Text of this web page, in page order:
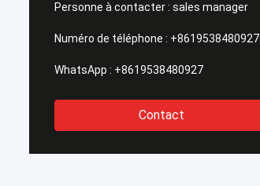
Personne à contacter : sales manager
Numéro de téléphone : +8619538480927
WhatsApp : +8619538480927
Contact